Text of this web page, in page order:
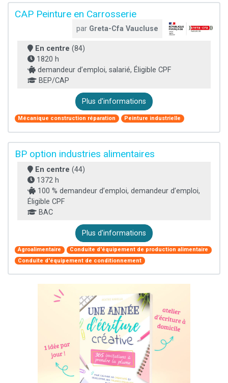
CAP Peinture en Carrosserie
par Greta-Cfa Vaucluse
En centre (84)
1820 h
demandeur d’emploi, salarié, Éligible CPF
BEP/CAP
Plus d'informations
Mécanique construction réparation Peinture industrielle
BP option industries alimentaires
En centre (44)
1372 h
100 % demandeur d’emploi, demandeur d’emploi,
Éligible CPF
BAC
Plus d'informations
Agroalimentaire
Conduite d'équipement de production alimentaire
Conduite d'équipement de conditionnement